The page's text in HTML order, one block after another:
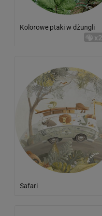
Kolorowe ptaki w dżungli
x2
Safari